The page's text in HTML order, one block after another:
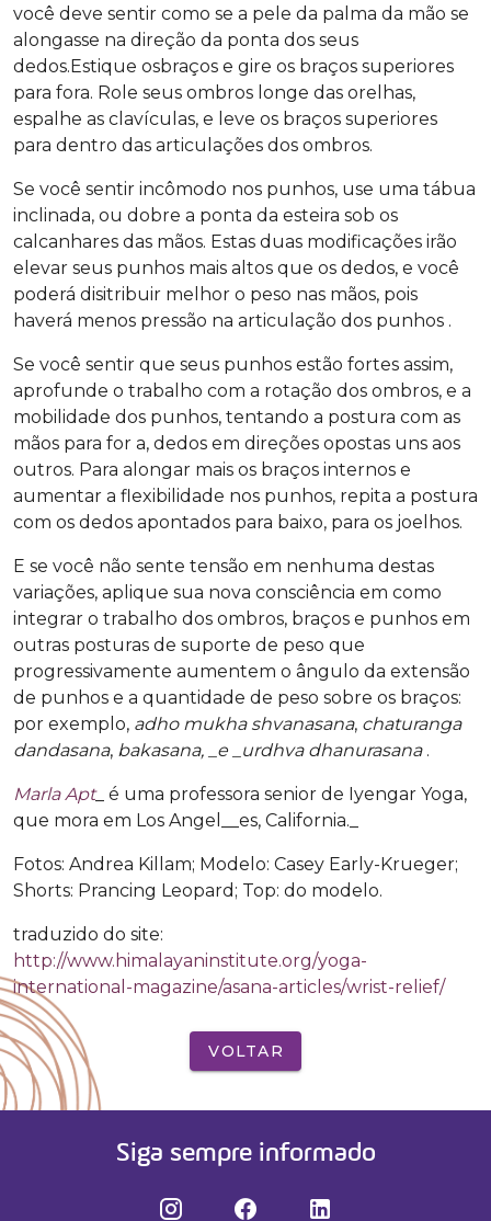
você deve sentir como se a pele da palma da mão se
alongasse na direção da ponta dos seus
dedos.Estique osbraços e gire os braços superiores
para fora. Role seus ombros longe das orelhas,
espalhe as clavículas, e leve os braços superiores
para dentro das articulações dos ombros.
Se você sentir incômodo nos punhos, use uma tábua
inclinada, ou dobre a ponta da esteira sob os
calcanhares das mãos. Estas duas modificações irão
elevar seus punhos mais altos que os dedos, e você
poderá disitribuir melhor o peso nas mãos, pois
haverá menos pressão na articulação dos punhos .
Se você sentir que seus punhos estão fortes assim,
aprofunde o trabalho com a rotação dos ombros, e a
mobilidade dos punhos, tentando a postura com as
mãos para for a, dedos em direções opostas uns aos
outros. Para alongar mais os braços internos e
aumentar a flexibilidade nos punhos, repita a postura
com os dedos apontados para baixo, para os joelhos.
E se você não sente tensão em nenhuma destas
variações, aplique sua nova consciência em como
integrar o trabalho dos ombros, braços e punhos em
outras posturas de suporte de peso que
progressivamente aumentem o ângulo da extensão
de punhos e a quantidade de peso sobre os braços:
por exemplo, adho mukha shvanasana, chaturanga
dandasana, bakasana, _e _urdhva dhanurasana.
Marla Apt_ é uma professora senior de Iyengar Yoga,
que mora em Los Angel__es, California._
Fotos: Andrea Killam; Modelo: Casey Early-Krueger;
Shorts: Prancing Leopard; Top: do modelo.
traduzido do site:
http://www.himalayaninstitute.org/yoga-
international-magazine/asana-articles/wrist-relief/
VOLTAR
Siga sempre informado